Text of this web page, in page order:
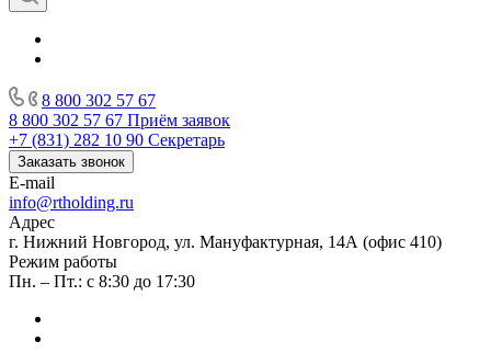
8 800 302 57 67
8 800 302 57 67 Приём заявок
+7 (831) 282 10 90 Секретарь
Заказать звонок
E-mail
info@rtholding.ru
Адрес
г. Нижний Новгород, ул. Мануфактурная, 14А (офис 410)
Режим работы
Пн. – Пт.: с 8:30 до 17:30